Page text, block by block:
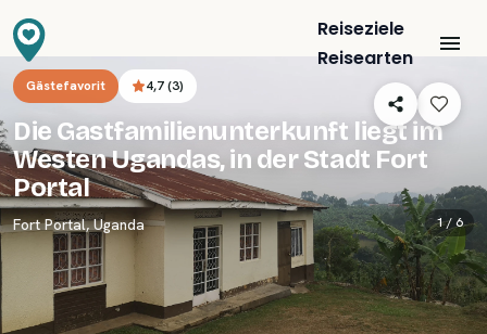
Reiseziele
Reisearten
Gästefavorit 4,7(3)
Die Gastfamilienunterkunft liegt im
Westen Ugandas, in der Stadt Fort
Portal
Fort Portal,Uganda 1 /6